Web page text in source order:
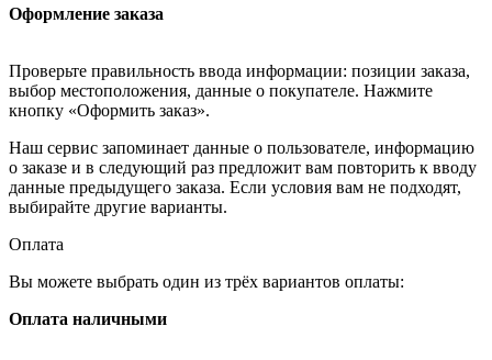
Оформление заказа
Проверьте правильность ввода информации: позиции заказа,
выбор местоположения, данные о покупателе. Нажмите
кнопку «Оформить заказ».
Наш сервис запоминает данные о пользователе, информацию
о заказе и в следующий раз предложит вам повторить к вводу
данные предыдущего заказа. Если условия вам не подходят,
выбирайте другие варианты.
Оплата
Вы можете выбрать один из трёх вариантов оплаты:
Оплата наличными